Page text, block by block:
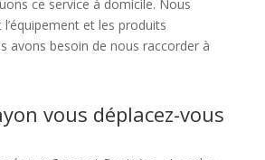
ce service à domicile. Nous
et les produits
avons besoin de nous raccorder à
vous déplacez-vous